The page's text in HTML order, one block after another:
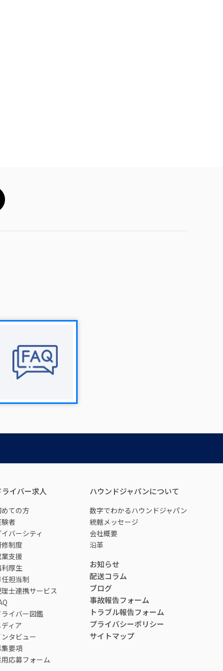
ライバー求人
ての方
者
バーシティ
制度
支援
厚生
担当制
士連携サービス
イバー図鑑
ィア
タビュー
要項
応募フォーム
ハウンドジャパンについて
数字でわかるハウンドジャパン
統轄メッセージ
会社概要
沿革
お知らせ
配送コラム
ブログ
事故報告フォーム
トラブル報告フォーム
プライバシーポリシー
サイトマップ